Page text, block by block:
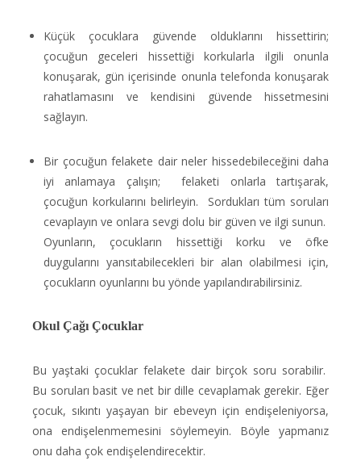
Küçük çocuklara güvende olduklarını hissettirin;
çocuğun geceleri hissettiği korkularla ilgili onunla
konuşarak, gün içerisinde onunla telefonda konuşarak
rahatlamasını ve kendisini güvende hissetmesini
sağlayın.
Bir çocuğun felakete dair neler hissedebileceğini daha
iyi anlamaya çalışın; felaketi onlarla tartışarak,
çocuğun korkularını belirleyin. Sordukları tüm soruları
cevaplayın ve onlara sevgi dolu bir güven ve ilgi sunun.
Oyunların, çocukların hissettiği korku ve öfke
duygularını yansıtabilecekleri bir alan olabilmesi için,
çocukların oyunlarını bu yönde yapılandırabilirsiniz.
Okul Çağı Çocuklar
Bu yaştaki çocuklar felakete dair birçok soru sorabilir.
Bu soruları basit ve net bir dille cevaplamak gerekir. Eğer
çocuk, sıkıntı yaşayan bir ebeveyn için endişeleniyorsa,
ona endişelenmemesini söylemeyin. Böyle yapmanız
onu daha çok endişelendirecektir.